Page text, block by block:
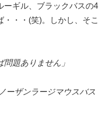
ーギル、ブラックバスの4
・・(笑)。しかし、そこ
問題ありません」
ーザンラージマウスバス